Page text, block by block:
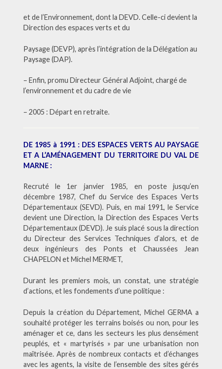
et de l’Environnement, dont la DEVD. Celle-ci devient la
Direction des espaces verts et du
Paysage (DEVP), après l’intégration de la Délégation au
Paysage (DAP).
– Enfin, promu Directeur Général Adjoint, chargé de
l’environnement et du cadre de vie
– 2005 : Départ en retraite.
DE 1985 à 1991 : DES ESPACES VERTS AU PAYSAGE
ET A L’AMÉNAGEMENT DU TERRITOIRE DU VAL DE
MARNE :
Recruté le 1er janvier 1985, en poste jusqu’en
décembre 1987, Chef du Service des Espaces Verts
Départementaux (SEVD). Puis, en mai 1991, le Service
devient une Direction, la Direction des Espaces Verts
Départementaux (DEVD). Je suis placé sous la direction
du Directeur des Services Techniques d’alors, et de
deux ingénieurs des Ponts et Chaussées Jean
CHAPELON et Michel MERMET,
Durant les premiers mois, un constat, une stratégie
d’actions, et les fondements d’une politique :
Depuis la création du Département, Michel GERMA a
souhaité protéger les terrains boisés ou non, pour les
aménager et ce, dans les secteurs les plus densément
peuplés, et « martyrisés » par une urbanisation non
maîtrisée. Après de nombreux contacts et d’échanges
avec les agents, la visite de l’ensemble des sites gérés